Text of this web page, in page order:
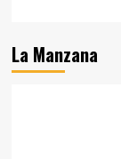
La Manzana